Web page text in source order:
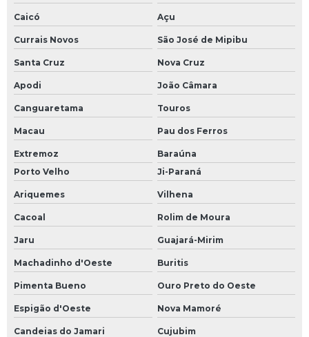
Caicó Açu
Currais Novos São José de Mipibu
Santa Cruz Nova Cruz
Apodi João Câmara
Canguaretama Touros
Macau Pau dos Ferros
Extremoz
Baraúna
Porto Velho
Ji-Paraná
Ariquemes Vilhena
Cacoal Rolim de Moura
Jaru Guajará-Mirim
Machadinho d'Oeste Buritis
Pimenta Bueno Ouro Preto do Oeste
Espigão d'Oeste Nova Mamoré
Candeias do Jamari Cujubim